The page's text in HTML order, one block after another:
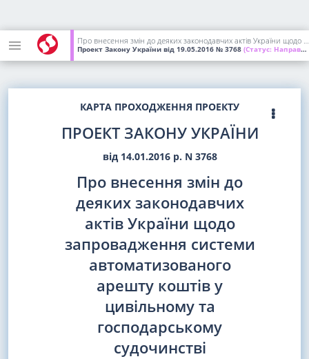
Про внесення змін до деяких законодавчих актів України щодо запровадження системи автоматизованого арешту коштів у цивільному та господарському судочинстві
Проект Закону України від 19.05.2016 № 3768 (Статус: Направлений на повторне перше читання)
КАРТА ПРОХОДЖЕННЯ ПРОЕКТУ
ПРОЕКТ ЗАКОНУ УКРАЇНИ
від 14.01.2016 р. N 3768
Про внесення змін до
деяких законодавчих
актів України щодо
запровадження системи
автоматизованого
арешту коштів у
цивільному та
господарському
судочинстві